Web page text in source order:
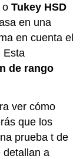
oTukey HSD
en una
en cuenta el
Esta
de rango
ver cómo
que los
prueba t de
detallan a